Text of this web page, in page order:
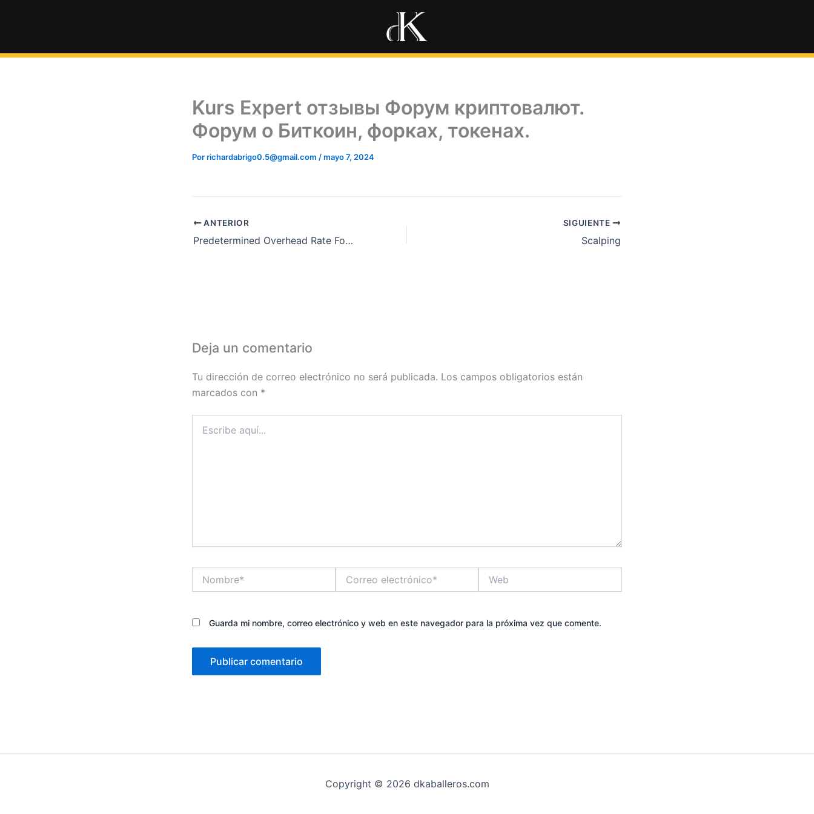
Kurs Expert отзывы Форум криптовалют.
Форум о Биткоин, форках, токенах.
Porrichardabrigo0.5@gmail.com /mayo 7, 2024
ANTERIOR
Predetermined Overhead Rate Formula How to Calculate?
SIGUIENTE
Scalping
Deja un comentario
Tu dirección de correo electrónico no será publicada. Los campos obligatorios están
marcados con *
aquí...
electrónico*
Guarda mi nombre, correo electrónico y web en este navegador para la próxima vez que comente.
Copyright © 2026 dkaballeros.com